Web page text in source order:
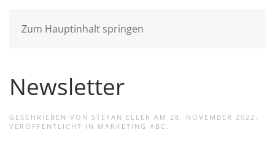
Zum Hauptinhalt springen
Newsletter
GESCHRIEBEN VON STEFAN ELLER AM 28. NOVEMBER 2022 .
VERÖFFENTLICHT IN MARKETING ABC .